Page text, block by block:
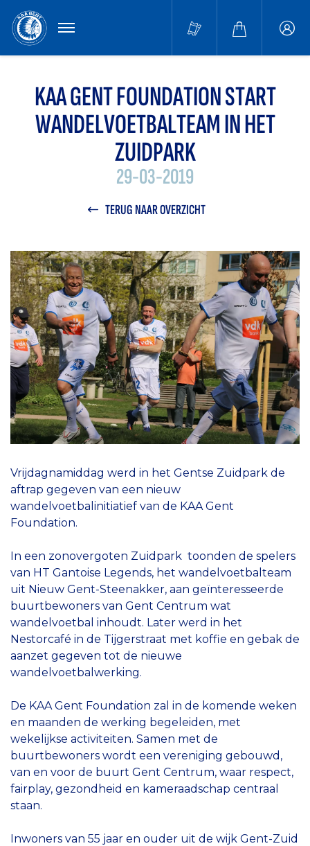
MENU
KAA GENT FOUNDATION START
WANDELVOETBALTEAM IN HET
ZUIDPARK
29-03-2019
TERUG NAAR OVERZICHT
Vrijdagnamiddag werd in het Gentse Zuidpark de
aftrap gegeven van een nieuw
wandelvoetbalinitiatief van de KAA Gent
Foundation.
In een zonovergoten Zuidpark toonden de spelers
van HT Gantoise Legends, het wandelvoetbalteam
uit Nieuw Gent-Steenakker, aan geïnteresseerde
buurtbewoners van Gent Centrum wat
wandelvoetbal inhoudt. Later werd in het
Nestorcafé in de Tijgerstraat met koffie en gebak de
aanzet gegeven tot de nieuwe
wandelvoetbalwerking.
De KAA Gent Foundation zal in de komende weken
en maanden de werking begeleiden, met
wekelijkse activiteiten. Samen met de
buurtbewoners wordt een vereniging gebouwd,
van en voor de buurt Gent Centrum, waar respect,
fairplay, gezondheid en kameraadschap centraal
staan.
Inwoners van 55 jaar en ouder uit de wijk Gent-Zuid